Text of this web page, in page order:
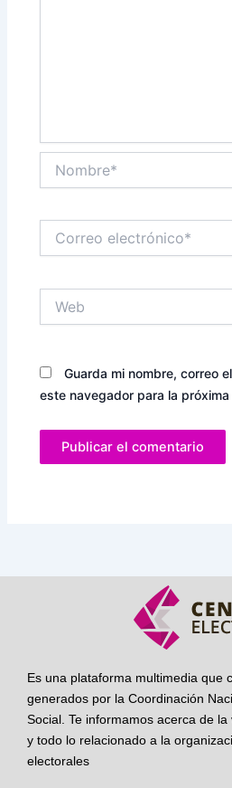
electrónico*
Guarda mi nombre, correo
este navegador para la
Es una plataforma multimedia que
generados por la Coordinación
Social. Te informamos acerca de
y todo lo relacionado a la
electorales